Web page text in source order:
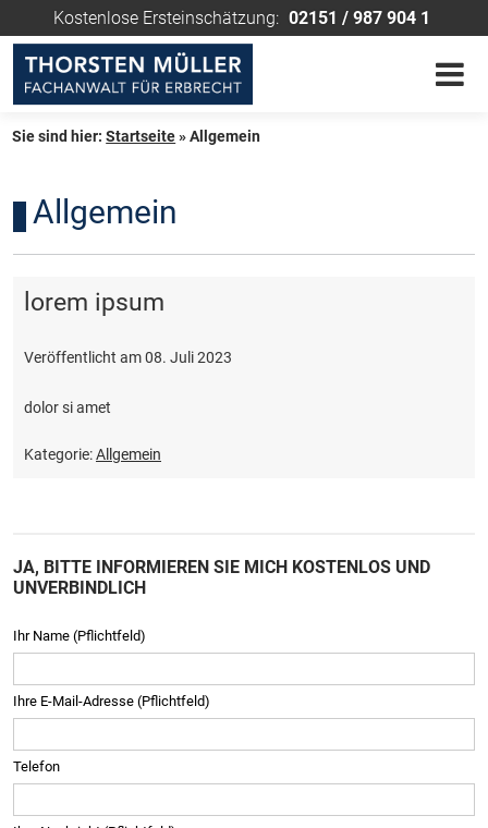
Kostenlose Ersteinschätzung: 02151 / 987 904 1
Sie sind hier:Startseite»Allgemein
Allgemein
lorem ipsum
Veröffentlicht am08. Juli 2023
dolor si amet
Kategorie:Allgemein
JA, BITTE INFORMIEREN SIE MICH KOSTENLOS UND
UNVERBINDLICH
Ihr Name (Pflichtfeld)
Ihre E-Mail-Adresse (Pflichtfeld)
Telefon